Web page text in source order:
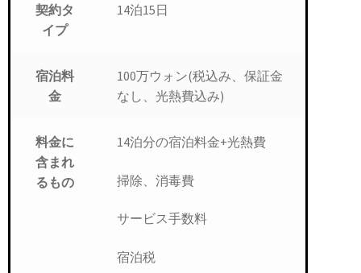
契約タ
イプ
14泊15日
宿泊料
金
100万ウォン(税込み、保証金
なし、光熱費込み)
料金に
含まれ
るもの
14泊分の宿泊料金+光熱費
掃除、消毒費
サービス手数料
宿泊税